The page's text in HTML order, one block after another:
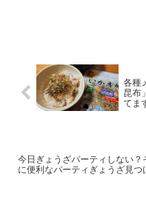
各種
昆布
てま
今日ぎょうざパーティしない？
に便利なパーティぎょうざ見つ